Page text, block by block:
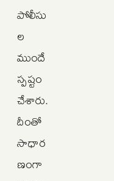
పోలీసు
ల
ముందే
స్పష్టం
చేశారు.
దీంతో
సాధార
ణంగా